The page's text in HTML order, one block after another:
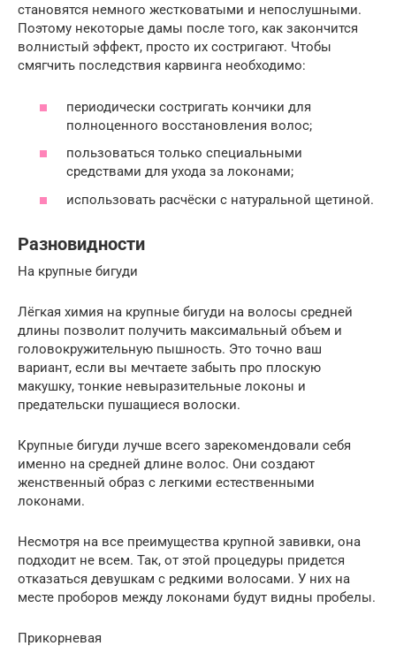
становятся немного жестковатыми и непослушными.
Поэтому некоторые дамы после того, как закончится
волнистый эффект, просто их состригают. Чтобы
смягчить последствия карвинга необходимо:
периодически состригать кончики для
полноценного восстановления волос;
пользоваться только специальными
средствами для ухода за локонами;
использовать расчёски с натуральной щетиной.
Разновидности
На крупные бигуди
Лёгкая химия на крупные бигуди на волосы средней
длины позволит получить максимальный объем и
головокружительную пышность. Это точно ваш
вариант, если вы мечтаете забыть про плоскую
макушку, тонкие невыразительные локоны и
предательски пушащиеся волоски.
Крупные бигуди лучше всего зарекомендовали себя
именно на средней длине волос. Они создают
женственный образ с легкими естественными
локонами.
Несмотря на все преимущества крупной завивки, она
подходит не всем. Так, от этой процедуры придется
отказаться девушкам с редкими волосами. У них на
месте проборов между локонами будут видны пробелы.
Прикорневая